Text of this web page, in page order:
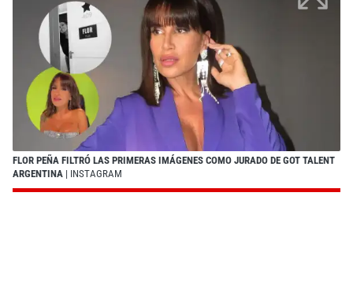
FLOR PEÑA FILTRÓ LAS PRIMERAS IMÁGENES COMO JURADO DE GOT TALENT
ARGENTINA | INSTAGRAM